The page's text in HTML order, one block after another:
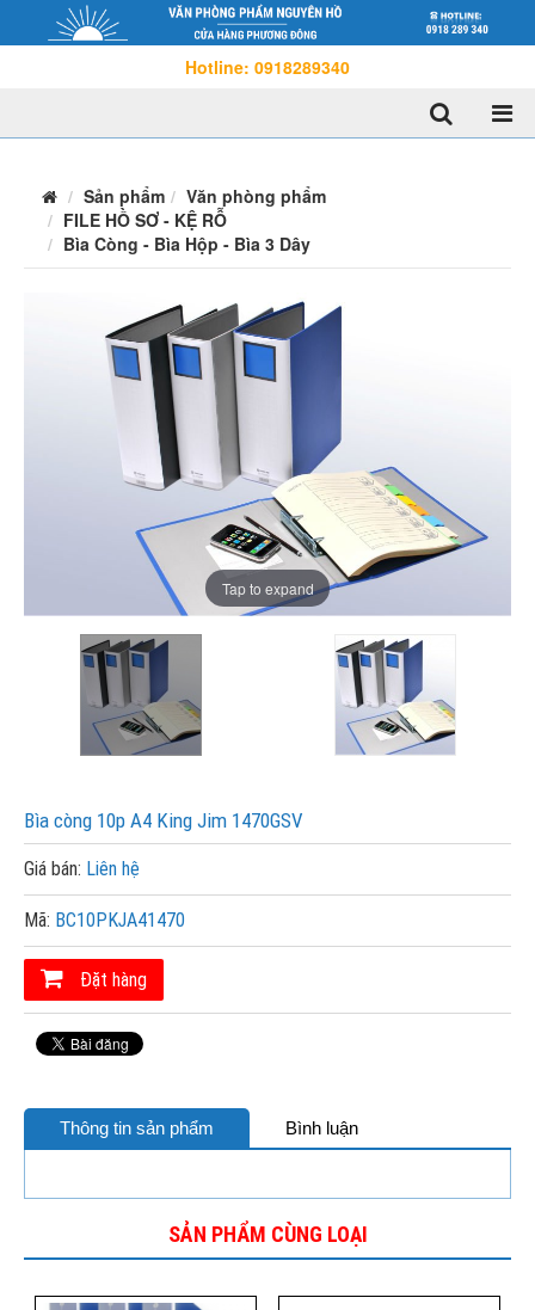
Hotline: 0918289340
Sản phẩm
Văn phòng phẩm
FILE HỒ SƠ - KỆ RỖ
Bìa Còng - Bìa Hộp - Bìa 3 Dây
Tap to expand
Bìa còng 10p A4 King Jim 1470GSV
Giá bán: Liên hệ
Mã: BC10PKJA41470
Đặt hàng
Thông tin sản phẩm Bình luận
SẢN PHẨM CÙNG LOẠI